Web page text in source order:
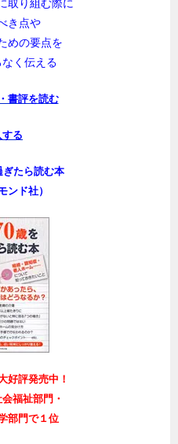
取り組む際に
き点や
めの要点を
く伝える
書評を読む
る
ぎたら読む本
ンド社）
好評発売中！
福祉部門・
部門で１位